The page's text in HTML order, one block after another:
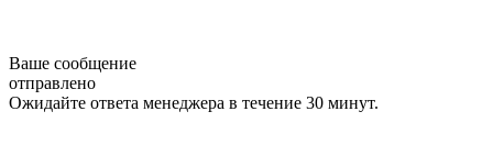
Ваше сообщение
отправлено
Ожидайте ответа менеджера в течение 30 минут.